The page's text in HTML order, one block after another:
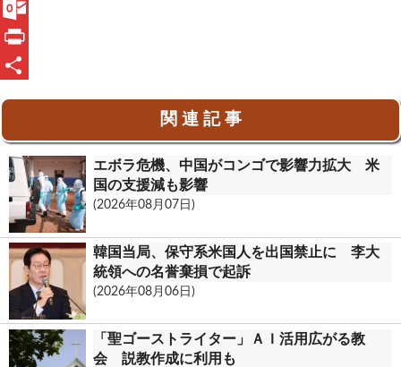
c
e
b
n
e
G
m
a
O
u
.
m
P
関 連 記 事
エボラ危機、中国がコンゴで影響力拡大 米
国の支援減も影響
(2026年08月07日)
韓国当局、保守系米国人を出国禁止に 李大
統領への名誉棄損で起訴
(2026年08月06日)
「聖ゴーストライター」ＡＩ活用広がる教
会 説教作成に利用も